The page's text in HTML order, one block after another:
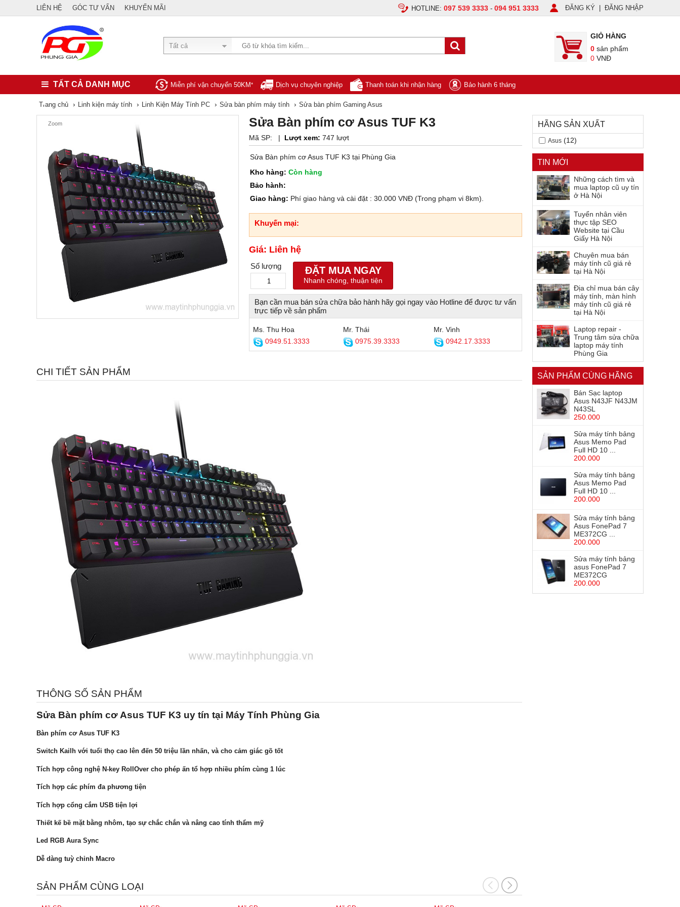
LIÊN HỆ GÓC TƯ VẤN KHUYẾN MÃI HOTLINE: 097 539 3333 - 094 951 3333 ĐĂNG KÝ ĐĂNG NHẬP
Tất cả
GIỎ HÀNG
0 sản phẩm
0 VNĐ
TẤT CẢ DANH MỤC Miễn phí vận chuyển 50KM* Dịch vụ chuyên nghiệp Thanh toán khi nhận hàng Bảo hành 6 tháng
Trang chủ › Linh kiện máy tính › Linh Kiện Máy Tính PC › Sửa bàn phím máy tính › Sửa bàn phím Gaming Asus
Zoom Sửa Bàn phím cơ Asus TUF K3
Mã SP: | Lượt xem: 747 lượt
Sửa Bàn phím cơ Asus TUF K3 tại Phùng Gia
Kho hàng: Còn hàng
Bảo hành:
Giao hàng: Phí giao hàng và cài đặt : 30.000 VNĐ (Trong phạm vi 8km).
Khuyến mại:
Giá: Liên hệ
Số lượng ĐẶT MUA NGAY
Nhanh chóng, thuận tiện
Bạn cần mua bán sửa chữa bảo hành hãy gọi ngay vào Hotline để được tư vấn
trực tiếp về sản phẩm
Ms. Thu Hoa
0949.51.3333
Mr. Thái
0975.39.3333
Mr. Vinh
0942.17.3333
CHI TIẾT SẢN PHẨM
THÔNG SỐ SẢN PHẨM
Sửa Bàn phím cơ Asus TUF K3 uy tín tại Máy Tính Phùng Gia
Bàn phím cơ Asus TUF K3
Switch Kailh với tuổi thọ cao lên đến 50 triệu lần nhấn, và cho cảm giác gõ tốt
Tích hợp công nghệ N-key RollOver cho phép ấn tổ hợp nhiều phím cùng 1 lúc
Tích hợp các phím đa phương tiện
Tích hợp cổng cắm USB tiện lợi
Thiết kế bề mặt bằng nhôm, tạo sự chắc chắn và nâng cao tính thẩm mỹ
Led RGB Aura Sync
Dễ dàng tuỳ chỉnh Macro
SẢN PHẨM CÙNG LOẠI
HÃNG SẢN XUẤT
Asus (12)
TIN MỚI
Những cách tìm và
mua laptop cũ uy tín
ở Hà Nội
Tuyển nhân viên
thực tập SEO
Website tại Cầu
Giấy Hà Nội
Chuyên mua bán
máy tính cũ giá rẻ
tại Hà Nội
Địa chỉ mua bán cây
máy tính, màn hình
máy tính cũ giá rẻ
tại Hà Nội
Laptop repair -
Trung tâm sửa chữa
laptop máy tính
Phùng Gia
SẢN PHẨM CÙNG HÃNG
Bán Sạc laptop
Asus N43JF N43JM
N43SL
250.000
Sửa máy tính bảng
Asus Memo Pad
Full HD 10 ...
200.000
Sửa máy tính bảng
Asus Memo Pad
Full HD 10 ...
200.000
Sửa máy tính bảng
Asus FonePad 7
ME372CG ...
200.000
Sửa máy tính bảng
asus FonePad 7
ME372CG
200.000